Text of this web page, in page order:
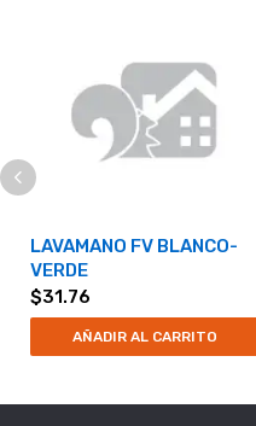
LAVAMANO FV BLANCO-
VERDE
$31.76
AÑADIR AL CARRITO